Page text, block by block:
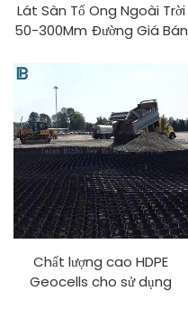
Lát Sàn Tổ Ong Ngoài Trời
50-300Mm Đường Giá Bán
Geocell Lưới PP Vật Liệu
Chất lượng cao HDPE
Geocells cho sử dụng